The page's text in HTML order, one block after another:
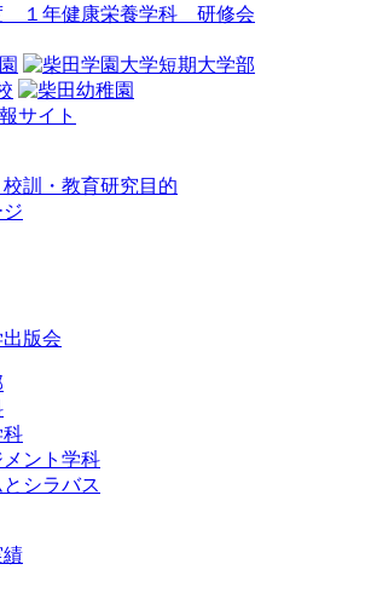
１年健康栄養学科 研修会
訓・教育研究目的
版会
科
ント学科
シラバス
績